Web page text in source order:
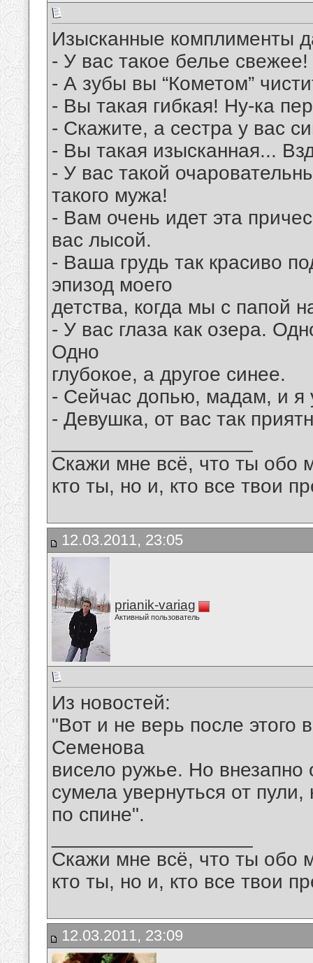
Изысканные комплименты
- У вас такое белье свежее!
- А зубы вы “Кометом”
- Вы такая гибкая! Ну-ка
- Скажите, а сестра у вас
- Вы такая изысканная...
- У вас такой
такого мужа!
- Вам очень идет эта
вас лысой.
- Ваша грудь так красиво
эпизод моего
детства, когда мы с папой
- У вас глаза как озера.
Одно
глубокое, а другое синее.
- Сейчас допью, мадам, и я
- Девушка, от вас так
Скажи мне всё, что ты обо
кто ты, но и, кто все твои
12.03.2011, 23:05
prianik-variag
Активный пользователь
Из новостей:
"Вот и не верь после этого
Семенова
висело ружье. Но
сумела увернуться от
по спине".
Скажи мне всё, что ты обо
кто ты, но и, кто все твои
12.03.2011, 23:09